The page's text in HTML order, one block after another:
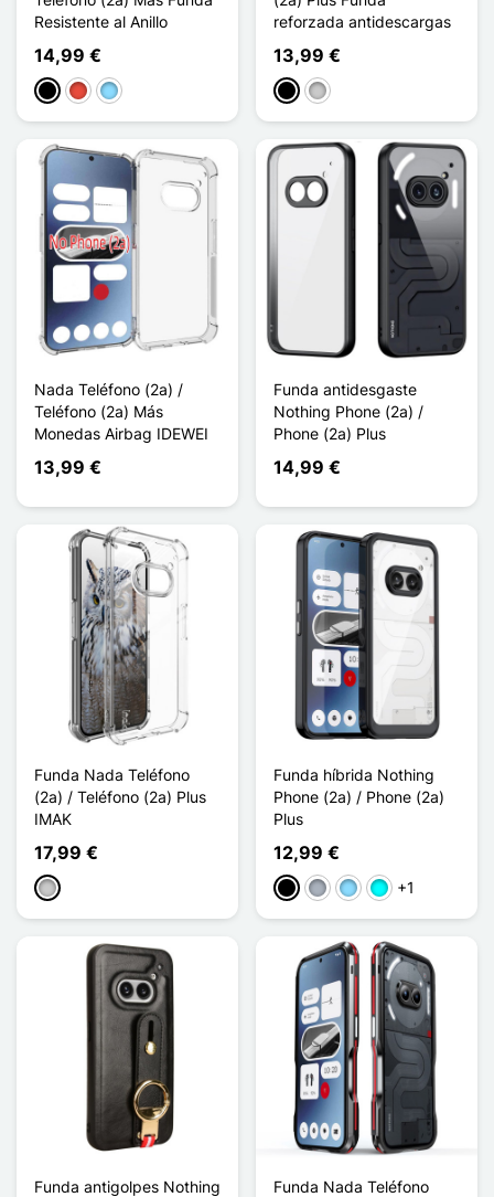
Resistente al Anillo
14,99 €
NegroRojoAzul claro
reforzada antidescargas
13,99 €
NegroTransparente
Nada Teléfono (2a) /
Teléfono (2a) Más
Monedas Airbag IDEWEI
13,99 €
Funda antidesgaste
Nothing Phone (2a) /
Phone (2a) Plus
14,99 €
Funda Nada Teléfono
(2a) / Teléfono (2a) Plus
IMAK
17,99 €
Transparente
Funda híbrida Nothing
Phone (2a) / Phone (2a)
Plus
12,99 €
NegroGris Azul claro
Cian+1
Funda antigolpes Nothing
Funda Nada Teléfono